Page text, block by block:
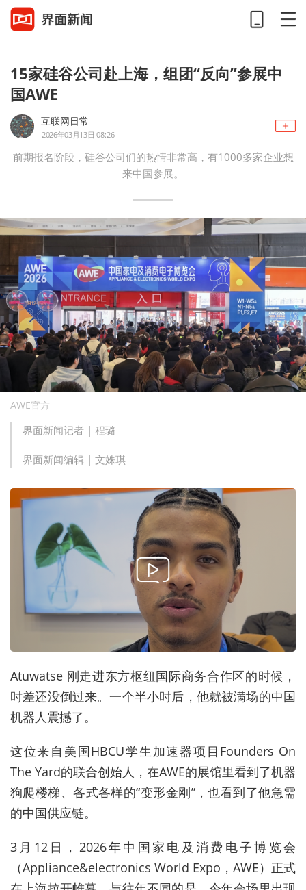
15家硅谷公司赴上海，组团“反向”参展中
国AWE
互联网日常
2026年03月13日 08:26
前期报名阶段，硅谷公司们的热情非常高，有1000多家企业想
来中国参展。
AWE官方
界面新闻记者 | 程璐
界面新闻编辑 | 文姝琪
Atuwatse 刚走进东方枢纽国际商务合作区的时候，
时差还没倒过来。一个半小时后，他就被满场的中国
机器人震撼了。
这位来自美国HBCU学生加速器项目Founders On
The Yard的联合创始人，在AWE的展馆里看到了机器
狗爬楼梯、各式各样的“变形金刚”，也看到了他急需
的中国供应链。
3月12日，2026年中国家电及消费电子博览会
（Appliance&electronics World Expo，AWE）正式